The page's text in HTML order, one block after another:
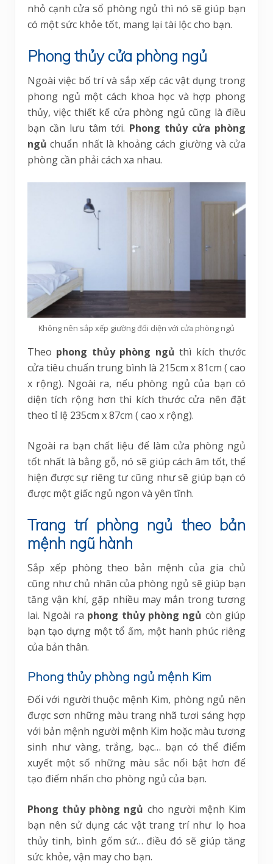
nhỏ cạnh cửa sổ phòng ngủ thì nó sẽ giúp bạn
có một sức khỏe tốt, mang lại tài lộc cho bạn.
Phong thủy cửa phòng ngủ
Ngoài việc bố trí và sắp xếp các vật dụng trong
phong ngủ một cách khoa học và hợp phong
thủy, việc thiết kế cửa phòng ngủ cũng là điều
bạn cần lưu tâm tới. Phong thủy cửa phòng
ngủ chuẩn nhất là khoảng cách giường và cửa
phòng cần phải cách xa nhau.
Không nên sắp xếp giường đối diện với cửa phòng ngủ
Theo phong thủy phòng ngủ thì kích thước
cửa tiêu chuẩn trung bình là 215cm x 81cm ( cao
x rộng). Ngoài ra, nếu phòng ngủ của bạn có
diện tích rộng hơn thì kích thước cửa nên đặt
theo tỉ lệ 235cm x 87cm ( cao x rộng).
Ngoài ra bạn chất liệu để làm cửa phòng ngủ
tốt nhất là bằng gỗ, nó sẽ giúp cách âm tốt, thể
hiện được sự riêng tư cũng như sẽ giúp bạn có
được một giấc ngủ ngon và yên tĩnh.
Trang trí phòng ngủ theo bản
mệnh ngũ hành
Sắp xếp phòng theo bản mệnh của gia chủ
cũng như chủ nhân của phòng ngủ sẽ giúp bạn
tăng vận khí, gặp nhiều may mắn trong tương
lai. Ngoài ra phong thủy phòng ngủ còn giúp
bạn tạo dựng một tổ ấm, một hanh phúc riêng
của bản thân.
Phong thủy phòng ngủ mệnh Kim
Đối với người thuộc mệnh Kim, phòng ngủ nên
được sơn những màu trang nhã tươi sáng hợp
với bản mệnh người mệnh Kim hoặc màu tương
sinh như vàng, trắng, bạc… bạn có thể điểm
xuyết một số những màu sắc nổi bật hơn để
tạo điểm nhấn cho phòng ngủ của bạn.
Phong thủy phòng ngủ cho người mệnh Kim
bạn nên sử dụng các vật trang trí như lọ hoa
thủy tinh, bình gốm sứ… điều đó sẽ giúp tăng
sức khỏe, vận may cho bạn.